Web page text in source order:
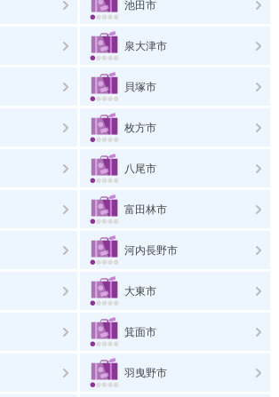
池田市
泉大津市
貝塚市
枚方市
八尾市
富田林市
河内長野市
大東市
箕面市
羽曳野市